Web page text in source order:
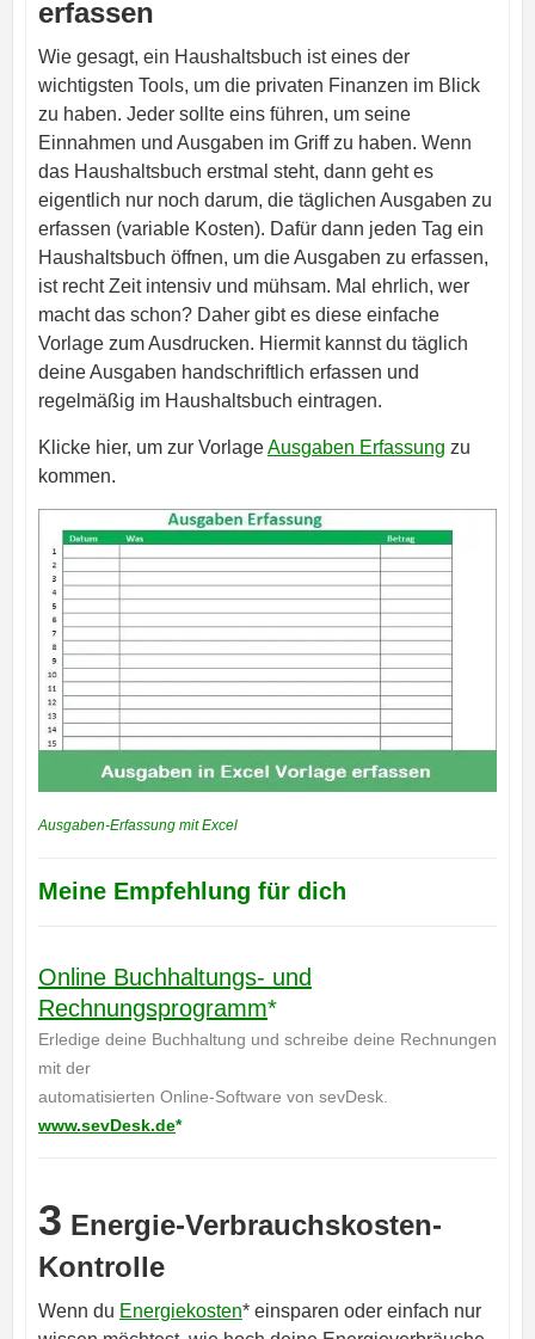
erfassen
Wie gesagt, ein Haushaltsbuch ist eines der
wichtigsten Tools, um die privaten Finanzen im Blick
zu haben. Jeder sollte eins führen, um seine
Einnahmen und Ausgaben im Griff zu haben. Wenn
das Haushaltsbuch erstmal steht, dann geht es
eigentlich nur noch darum, die täglichen Ausgaben zu
erfassen (variable Kosten). Dafür dann jeden Tag ein
Haushaltsbuch öffnen, um die Ausgaben zu erfassen,
ist recht Zeit intensiv und mühsam. Mal ehrlich, wer
macht das schon? Daher gibt es diese einfache
Vorlage zum Ausdrucken. Hiermit kannst du täglich
deine Ausgaben handschriftlich erfassen und
regelmäßig im Haushaltsbuch eintragen.
Klicke hier, um zur VorlageAusgaben Erfassung zu
kommen.
Ausgaben-Erfassung mit Excel
Meine Empfehlung für dich
Online Buchhaltungs- und
Rechnungsprogramm*
Erledige deine Buchhaltung und schreibe deine Rechnungen
mit der
automatisierten Online-Software von sevDesk.
www.sevDesk.de*
3 Energie-Verbrauchskosten-
Kontrolle
Wenn du Energiekosten* einsparen oder einfach nur